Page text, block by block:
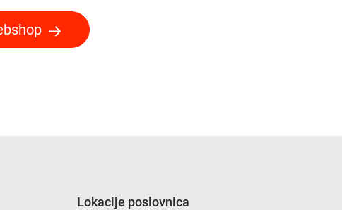
Lokacije poslovnica